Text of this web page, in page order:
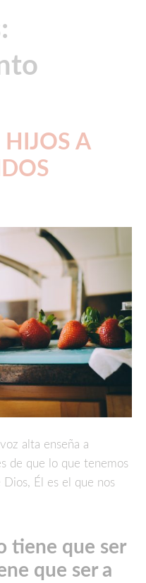
HIJOS A
alta enseña a
de que lo que tenemos
Él es el que nos
tiene que ser
que ser a